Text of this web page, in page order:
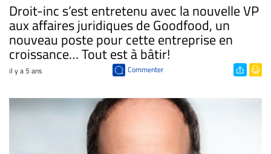
Droit-inc s’est entretenu avec la nouvelle VP
aux affaires juridiques de Goodfood, un
nouveau poste pour cette entreprise en
croissance… Tout est à bâtir!
il y a 5 ans Commenter